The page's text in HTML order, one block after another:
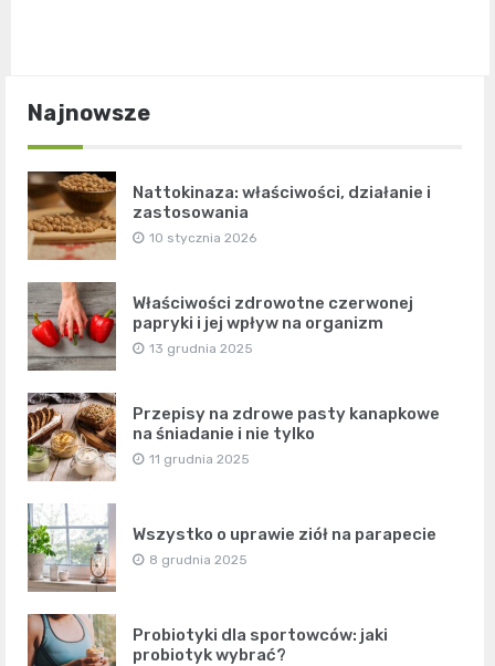
Najnowsze
Nattokinaza: właściwości, działanie i
zastosowania
10 stycznia 2026
Właściwości zdrowotne czerwonej
papryki i jej wpływ na organizm
13 grudnia 2025
Przepisy na zdrowe pasty kanapkowe
na śniadanie i nie tylko
11 grudnia 2025
Wszystko o uprawie ziół na parapecie
8 grudnia 2025
Probiotyki dla sportowców: jaki
probiotyk wybrać?